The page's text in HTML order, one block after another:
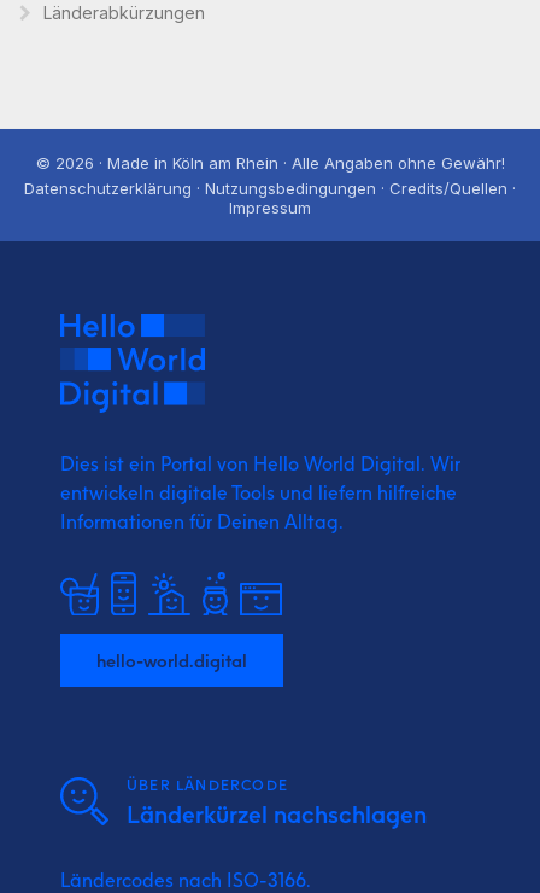
Länderabkürzungen
© 2026 · Made in Köln am Rhein · Alle Angaben ohne Gewähr!
Datenschutzerklärung · Nutzungsbedingungen · Credits/Quellen ·
Impressum
Dies ist ein Portal von Hello World Digital. Wir
entwickeln digitale Tools und liefern hilfreiche
Informationen für Deinen Alltag.
hello-world.digital
ÜBER LÄNDERCODE
Länderkürzel nachschlagen
Ländercodes nach ISO-3166.